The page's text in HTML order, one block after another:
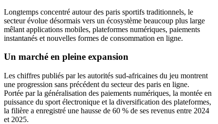
Longtemps concentré autour des paris sportifs traditionnels, le
secteur évolue désormais vers un écosystème beaucoup plus large
mêlant applications mobiles, plateformes numériques, paiements
instantanés et nouvelles formes de consommation en ligne.
Un marché en pleine expansion
Les chiffres publiés par les autorités sud-africaines du jeu montrent
une progression sans précédent du secteur des paris en ligne.
Portée par la généralisation des paiements numériques, la montée en
puissance du sport électronique et la diversification des plateformes,
la filière a enregistré une hausse de 60 % de ses revenus entre 2024
et 2025.